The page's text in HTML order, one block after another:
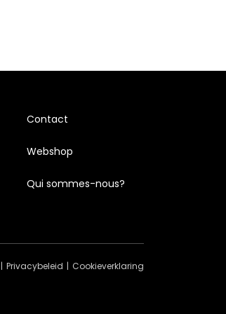
Contact
Webshop
Qui sommes-nous?
Privacybeleid Cookieverklaring